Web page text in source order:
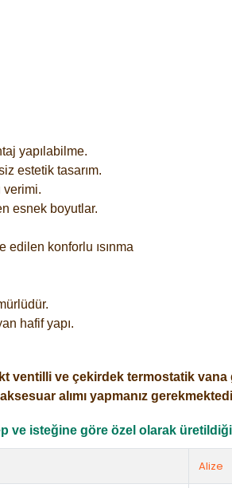
yapılabilme.
estetik tasarım.
verimi.
esnek boyutlar.
edilen konforlu ısınma
hafif yapı.
ventilli ve çekirdek termostatik vana
alımı yapmanız
ve isteğine göre özel olarak
Alize